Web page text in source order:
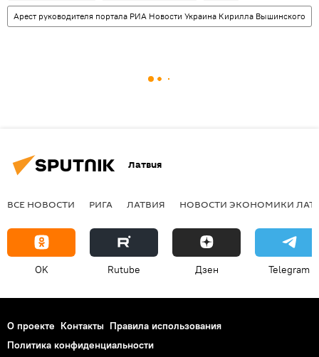
Арест руководителя портала РИА Новости Украина Кирилла Вышинского
Латвия
ВСЕ НОВОСТИ РИГА ЛАТВИЯ НОВОСТИ ЭКОНОМИКИ
OK Rutube Дзен Telegram
О проекте Контакты Правила использования
Политика конфиденциальности